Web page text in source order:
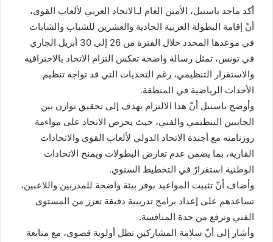
أكد ماجد باسنبل، الأمين العام لـالاتحاد العربي لألعاب القوى،
أنّ إقامة البطولة العربية الحادية والعشرين للشباب والشابات
في موعدها المحدد خلال الفترة من 26 إلى 30 أبريل الجاري
في تونس، تمثل رسالة واضحة تعكس التزام الاتحاد بالاحترافية
والاستقرار التنظيمي، رغم التحديات التي قد تواجه تنظيم
الأحداث الرياضية في المنطقة.
وأوضح باسنبل أنّ هذا الالتزام يهدف إلى تحقيق توازن بين
الجانبين التنظيمي والفني، حيث يحرص الاتحاد على مواءمة
روزنامته مع أجندة الاتحاد الدولي لألعاب القوى والاتحادات
القارية، بما يضمن عدم تعارض البطولات ويمنح الاتحادات
الوطنية استقرارً في التخطيط السنوي.
وأضاف أنّ تثبيت المواعيد يوفر بيئة واضحة للمدربين واللاعبين،
تساعدهم على إعداد برامج تدريبية دقيقة تعزز من المستوى
الفني وترفع من حدة المنافسة.
وأشار إلى أنّ سلامة المشاركين تظل أولوية قصوى، مع متابعة